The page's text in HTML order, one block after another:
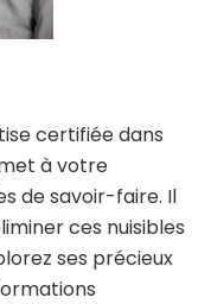
certifiée dans
à votre
de savoir-faire. Il
ces nuisibles
ses précieux